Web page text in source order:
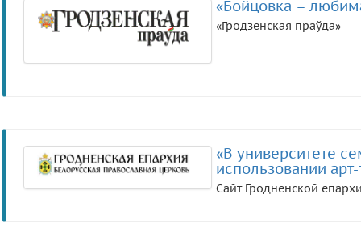
«Бойцовка –
«Гродзенская праўда»
«В университете
использовании
Сайт Гродненской